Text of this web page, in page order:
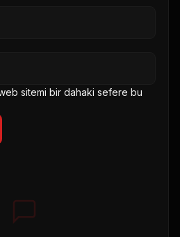
web sitemi bir dahaki sefere bu